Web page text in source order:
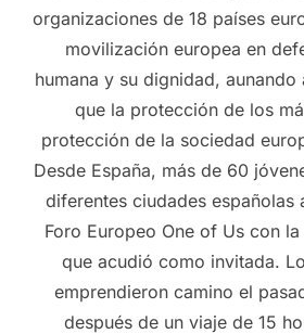
organizaciones de 18 países
movilización europea en
humana y su dignidad, aunando
que la protección de los
protección de la sociedad
Desde España, más de 60
diferentes ciudades españolas
Foro Europeo One of Us con
que acudió como invitada.
emprendieron camino el
después de un viaje de 15